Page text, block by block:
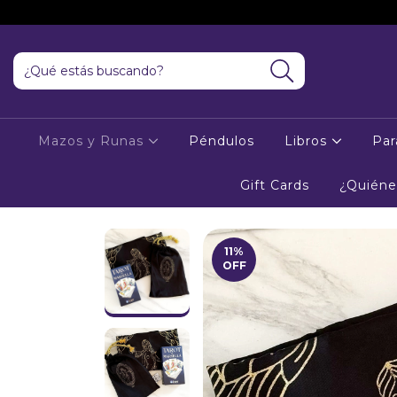
Mazos y Runas Péndulos Libros
Gift Cards
11%
OFF